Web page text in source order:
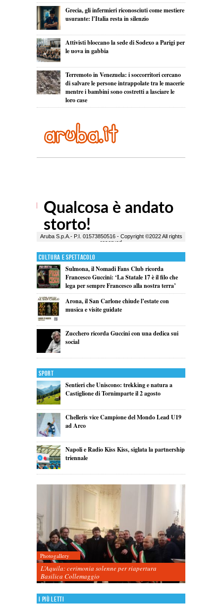
Grecia, gli infermieri riconosciuti come mestiere
usurante: l’Italia resta in silenzio
Attivisti bloccano la sede di Sodexo a Parigi per
le uova in gabbia
Terremoto in Venezuela: i soccorritori cercano
di salvare le persone intrappolate tra le macerie
mentre i bambini sono costretti a lasciare le
loro case
Cultura e Spettacolo
Sulmona, il Nomadi Fans Club ricorda
Francesco Guccini: ‘La Statale 17 è il filo che
lega per sempre Francesco alla nostra terra’
Arona, il San Carlone chiude l’estate con
musica e visite guidate
Zucchero ricorda Guccini con una dedica sui
social
Sport
Sentieri che Uniscono: trekking e natura a
Castiglione di Tornimparte il 2 agosto
Chelleris vice Campione del Mondo Lead U19
ad Arco
Napoli e Radio Kiss Kiss, siglata la partnership
triennale
Photogallery
L’Aquila: cerimonia solenne per riapertura
Basilica Collemaggio
I più letti